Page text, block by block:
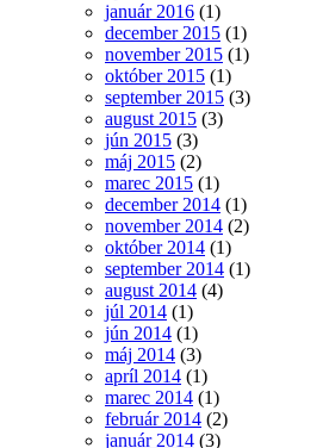
január 2016 (1)
december 2015 (1)
november 2015 (1)
október 2015 (1)
september 2015 (3)
august 2015 (3)
jún 2015 (3)
máj 2015 (2)
marec 2015 (1)
december 2014 (1)
november 2014 (2)
október 2014 (1)
september 2014 (1)
august 2014 (4)
júl 2014 (1)
jún 2014 (1)
máj 2014 (3)
apríl 2014 (1)
marec 2014 (1)
február 2014 (2)
január 2014 (3)